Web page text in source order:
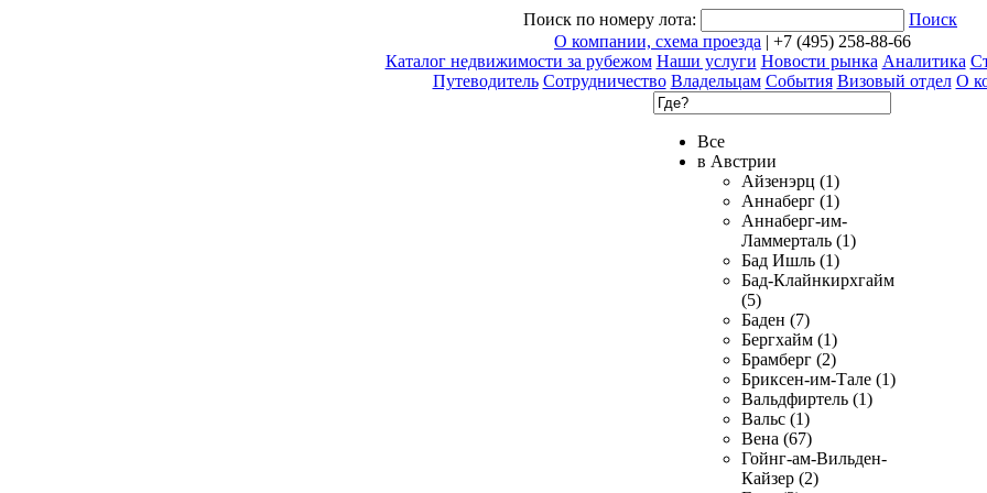
Поиск по номеру лота:
Поиск
О компании, схема проезда | +7 (495) 258-88-66
Каталог недвижимости за рубежом Наши услуги Новости рынка Аналитика
Путеводитель Сотрудничество Владельцам События Визовый отдел О
Все
в Австрии
Айзенэрц (1)
Аннаберг (1)
Аннаберг-им-
Ламмерталь (1)
Бад Ишль (1)
Бад-Клайнкирхгайм
(5)
Баден (7)
Бергхайм (1)
Брамберг (2)
Бриксен-им-Тале (1)
Вальдфиртель (1)
Вальс (1)
Вена (67)
Гойнг-ам-Вильден-
Кайзер (2)